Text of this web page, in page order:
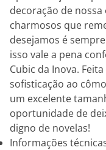
decoração de
charmosos que
desejamos é
isso vale a pena
Cubic da Inova.
sofisticação ao
um excelente
oportunidade de
digno de novelas!
Informações